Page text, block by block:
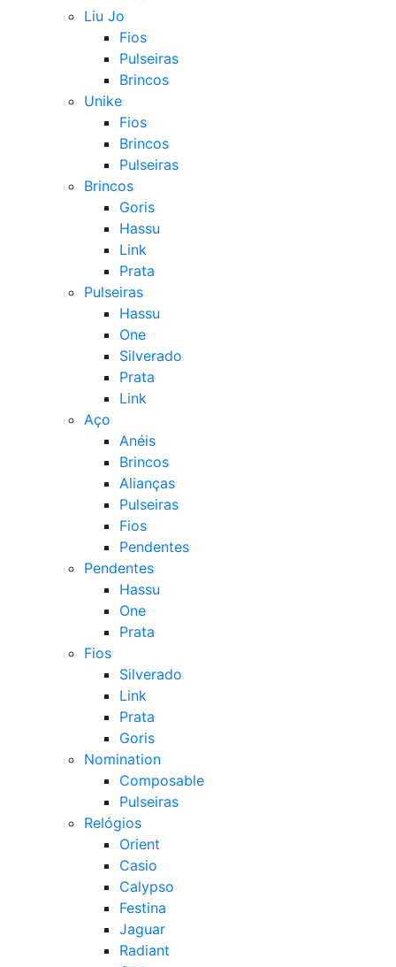
Liu Jo
Fios
Pulseiras
Brincos
Unike
Fios
Brincos
Pulseiras
Brincos
Goris
Hassu
Link
Prata
Pulseiras
Hassu
One
Silverado
Prata
Link
Aço
Anéis
Brincos
Alianças
Pulseiras
Fios
Pendentes
Pendentes
Hassu
One
Prata
Fios
Silverado
Link
Prata
Goris
Nomination
Composable
Pulseiras
Relógios
Orient
Casio
Calypso
Festina
Jaguar
Radiant